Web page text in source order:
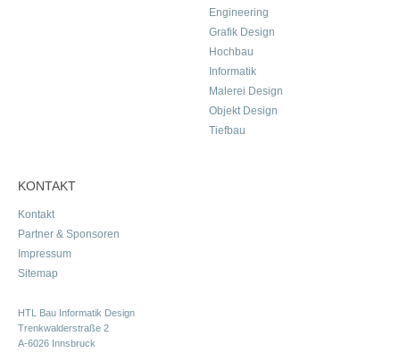
Engineering
Grafik Design
Hochbau
Informatik
Malerei Design
Objekt Design
Tiefbau
KONTAKT
Kontakt
Partner & Sponsoren
Impressum
Sitemap
HTL Bau Informatik Design
Trenkwalderstraße 2
A-6026 Innsbruck